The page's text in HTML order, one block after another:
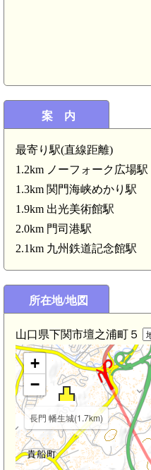
案 内
最寄り駅(直線距離)
1.2km ノーフォーク広場駅
1.3km 関門海峡めかり駅
1.9km 出光美術館駅
2.0km 門司港駅
2.1km 九州鉄道記念館駅
所在地/地図
山口県下関市壇之浦町５
長門 幡生城(1.7km)
+
−